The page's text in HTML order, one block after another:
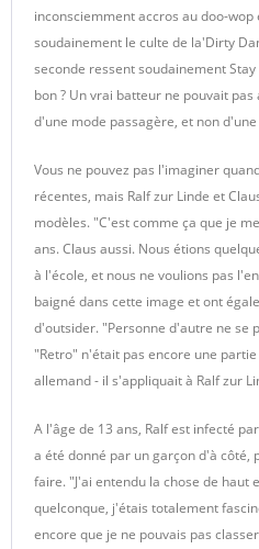
inconsciemment accros au doo-
soudainement le culte de la'Dirty
seconde ressent soudainement
bon ? Un vrai batteur ne pouvait
d'une mode passagère, et non
Vous ne pouvez pas l'imaginer
récentes, mais Ralf zur Linde et
modèles. "C'est comme ça que je
ans. Claus aussi. Nous étions
à l'école, et nous ne voulions pas
baigné dans cette image et ont
d'outsider. "Personne d'autre ne se
"Retro" n'était pas encore une
allemand - il s'appliquait à Ralf zur
A l'âge de 13 ans, Ralf est infecté
a été donné par un garçon d'à côté,
faire. "J'ai entendu la chose de haut
quelconque, j'étais totalement
encore que je ne pouvais pas